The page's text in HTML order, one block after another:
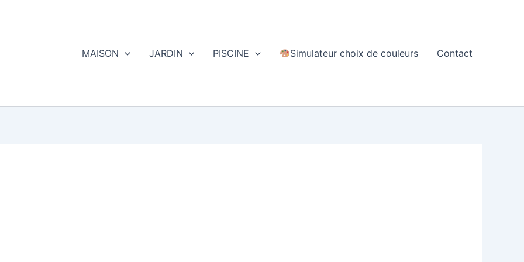
MAISON
JARDIN PISCINE Simulateur choix de couleurs Contact